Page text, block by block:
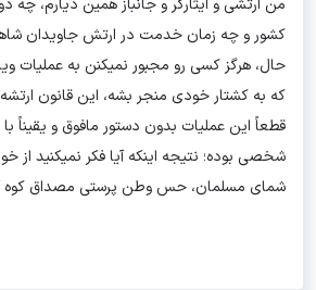
من ارتشی و ایثارگر و جانباز همین دیارم، چه
کشور و چه زمان خدمت در ارتش جاویدان
حال، هرگز کسی رو مجبور نمیکنن به عملیات ویا
که به کشتار خودی منجر بشه، این قانون
قطعاً این عملیات بدون دستور مافوق و یقیناً
شخصی بوده؛ نتیجه اینکه آیا فکر نمیکنید
شمای مسلمان، حس وطن پرستی مصداق کوه